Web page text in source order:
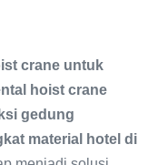
crane untuk
hoist crane
gedung
material hotel di